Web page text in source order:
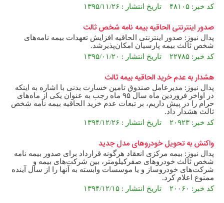
کد خبر: ۴۸۱۰۵ تاریخ انتشار : ۱۳۹۵/۱۱/۲۶
صدور اینترنتی الحاقیه بیمه نامه شخص ثالث
پدال نیوز: صدور اینترنتی الحاقیه افزایش تعهدات بیمه نامه‌های
شخص ثالث بیمه پارسیان امکان‌پذیرشد.
کد خبر: ۲۲۷۸۵ تاریخ انتشار : ۱۳۹۵/۰۱/۲۰
هشدار به عدم خرید الحاقیه بیمه ثالث
پدال نیوز: مدیرعامل صندوق تامین خسارت بدنی با اشاره به اینکه
در اواخر فروردین ماه سال ۹۵ ماه رجب به عنوان یکی از ماه‌های
حرام را در پیش داریم، بر تبعات عدم خرید الحاقیه بیمه نامه شخص
ثالث هشدار داد.
کد خبر: ۲۰۹۲۳ تاریخ انتشار : ۱۳۹۴/۱۲/۲۶
واکنش به تحویل خودروهای مدل جدید
پدال نیوز: بيمه مركزی انعقاد هرگونه قرارداد برای صدور بيمه نامه
شخص ثالث خودروهای صفركيلومتر، بين شركت‌های بيمه و
شركت‌های خودروساز و يا موسسات وابسته به آنها را از سال آينده
ممنوع اعلام کرد.
کد خبر: ۲۰۰۶۰ تاریخ انتشار : ۱۳۹۴/۱۲/۱۵